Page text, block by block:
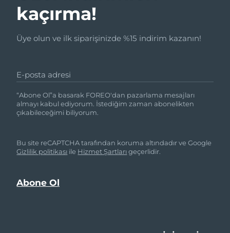
kaçırma!
Üye olun ve ilk siparişinizde %15 indirim kazanın!
E-posta adresi
“Abone Ol”a basarak FOREO'dan pazarlama mesajları
almayı kabul ediyorum. İstediğim zaman abonelikten
çıkabileceğimi biliyorum.
Bu site reCAPTCHA tarafından koruma altındadır ve Google
Gizlilik politikası ile Hizmet Şartlarıgeçerlidir.